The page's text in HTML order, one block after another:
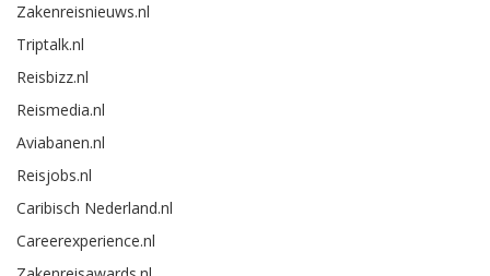
Zakenreisnieuws.nl
Triptalk.nl
Reisbizz.nl
Reismedia.nl
Aviabanen.nl
Reisjobs.nl
Caribisch Nederland.nl
Careerexperience.nl